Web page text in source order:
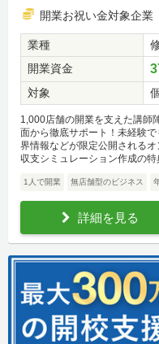
開業お祝い金対象企業
業種
開業資金
対象
1,000店舗の開業を支えた講師
面から徹底サポート！未経験
界情報などが限定公開される
収支シミュレーション作成の特
1人で開業 無店舗型のビジネス
詳細を見る